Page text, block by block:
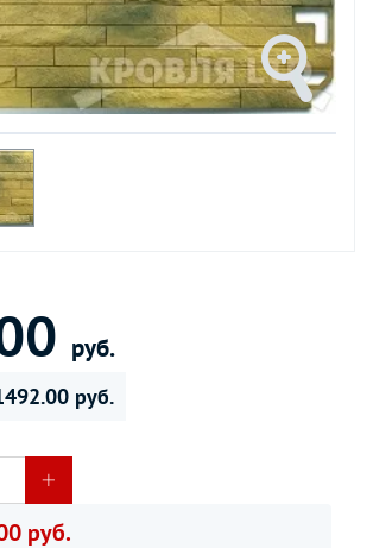
руб.
руб.
руб.